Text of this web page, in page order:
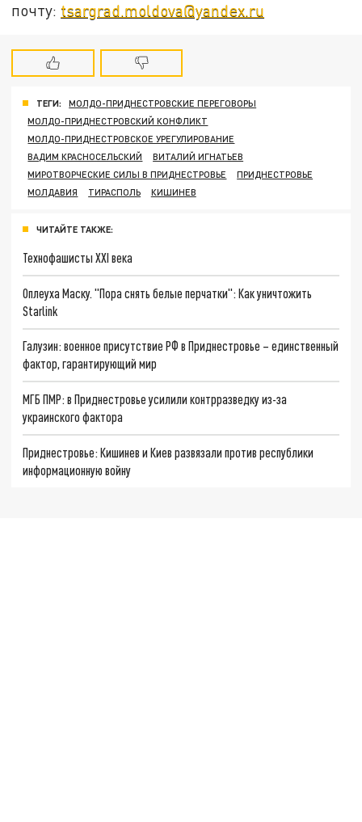
почту: tsargrad.moldova@yandex.ru
ТЕГИ:
МОЛДО-ПРИДНЕСТРОВСКИЕ ПЕРЕГОВОРЫ
МОЛДО-ПРИДНЕСТРОВСКИЙ КОНФЛИКТ
МОЛДО-ПРИДНЕСТРОВСКОЕ УРЕГУЛИРОВАНИЕ
ВАДИМ КРАСНОСЕЛЬСКИЙ
ВИТАЛИЙ ИГНАТЬЕВ
МИРОТВОРЧЕСКИЕ СИЛЫ В ПРИДНЕСТРОВЬЕ
ПРИДНЕСТРОВЬЕ
МОЛДАВИЯ
ТИРАСПОЛЬ КИШИНЕВ
ЧИТАЙТЕ ТАКЖЕ:
Технофашисты XXI века
Оплеуха Маску. "Пора снять белые перчатки": Как уничтожить
Starlink
Галузин: военное присутствие РФ в Приднестровье – единственный
фактор, гарантирующий мир
МГБ ПМР: в Приднестровье усилили контрразведку из-за
украинского фактора
Приднестровье: Кишинев и Киев развязали против республики
информационную войну